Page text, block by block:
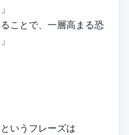
ことで、一層高まる恐
いうフレーズは